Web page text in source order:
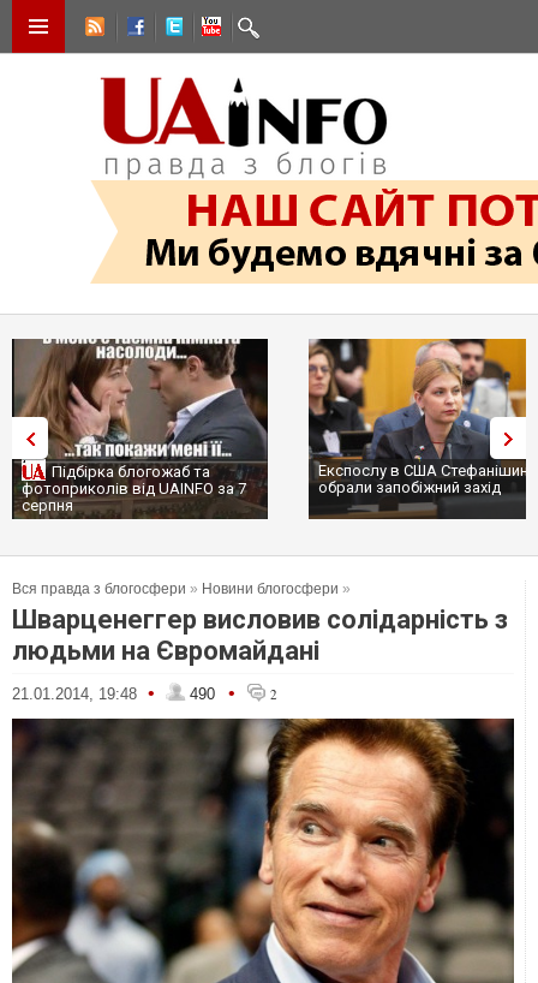
Підбірка блогожаб та
фотоприколів від UAINFO за 7
серпня
Експослу в США
обрали запобіжний захід
Вся правда з блогосфери » Новини блогосфери »
Шварценеггер висловив солідарність з
людьми на Євромайдані
21.01.2014, 19:48 • 490 • 2